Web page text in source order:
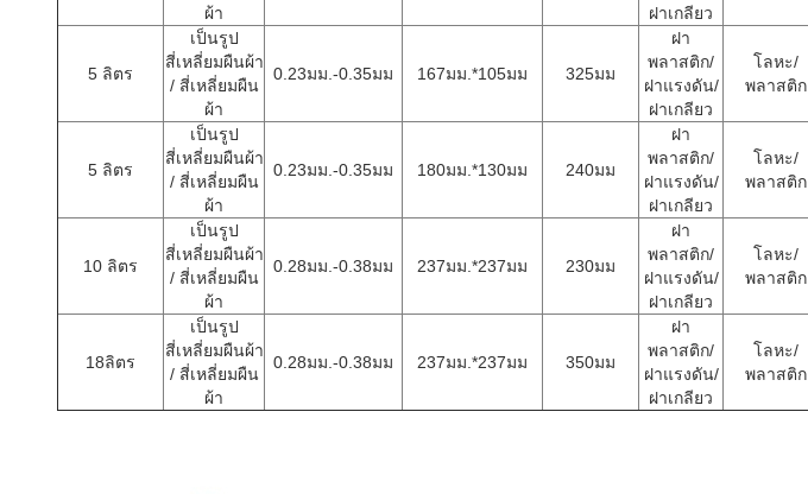
ผ้า
ฝาเกลียว
5 ลิตร
เป็นรูป
สี่เหลี่ยมผืนผ้า
/ สี่เหลี่ยมผืน
ผ้า
0.23มม.-0.35มม 167มม.*105มม 325มม
ฝา
พลาสติก/
ฝาแรงดัน/
ฝาเกลียว
โลหะ/
พลาสติก
5 ลิตร
เป็นรูป
สี่เหลี่ยมผืนผ้า
/ สี่เหลี่ยมผืน
ผ้า
0.23มม.-0.35มม 180มม.*130มม 240มม
ฝา
พลาสติก/
ฝาแรงดัน/
ฝาเกลียว
โลหะ/
พลาสติก
10 ลิตร
เป็นรูป
สี่เหลี่ยมผืนผ้า
/ สี่เหลี่ยมผืน
ผ้า
0.28มม.-0.38มม 237มม.*237มม 230มม
ฝา
พลาสติก/
ฝาแรงดัน/
ฝาเกลียว
โลหะ/
พลาสติก
18ลิตร
เป็นรูป
สี่เหลี่ยมผืนผ้า
/ สี่เหลี่ยมผืน
ผ้า
0.28มม.-0.38มม 237มม.*237มม 350มม
ฝา
พลาสติก/
ฝาแรงดัน/
ฝาเกลียว
โลหะ/
พลาสติก